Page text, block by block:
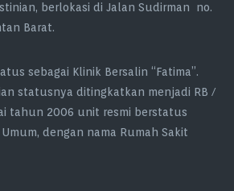
berlokasi di Jalan Sudirman no.
Barat.
sebagai Klinik Bersalin “Fatima”.
statusnya ditingkatkan menjadi RB /
tahun 2006 unit resmi berstatus
dengan nama Rumah Sakit